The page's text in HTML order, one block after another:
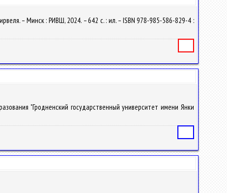
– Минск : РИВШ, 2024. – 642 с. : ил. – ISBN 978-985-586-829-4 :
"Гродненский государственный университет имени Янки